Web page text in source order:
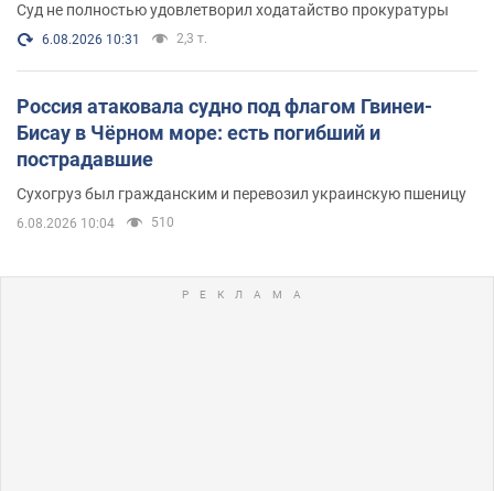
Суд не полностью удовлетворил ходатайство прокуратуры
6.08.2026 10:31 2,3 т.
Россия атаковала судно под флагом Гвинеи-
Бисау в Чёрном море: есть погибший и
пострадавшие
Сухогруз был гражданским и перевозил украинскую пшеницу
6.08.2026 10:04 510